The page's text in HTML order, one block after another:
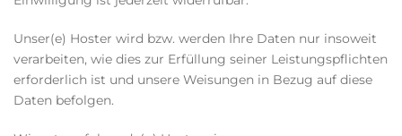
Unser(e) Hoster wird bzw. werden Ihre Daten nur insoweit
verarbeiten, wie dies zur Erfüllung seiner Leistungspflichten
erforderlich ist und unsere Weisungen in Bezug auf diese
Daten befolgen.